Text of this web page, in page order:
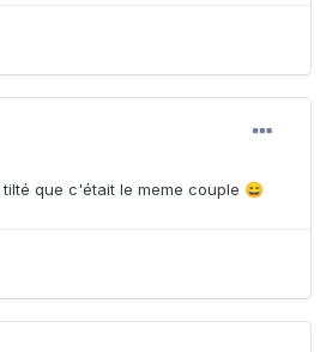
que c'était le meme couple 😄